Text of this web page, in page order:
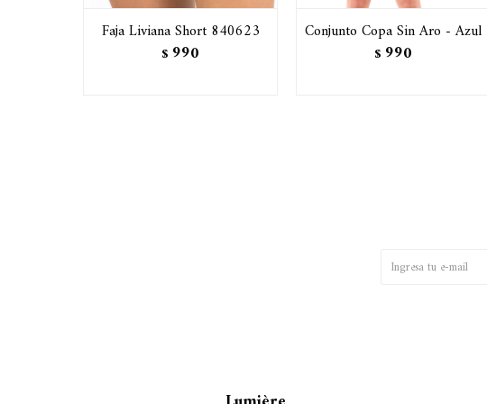
Faja Liviana Short 840623
$ 990
Conjunto Copa Sin Aro - Azul
$ 990